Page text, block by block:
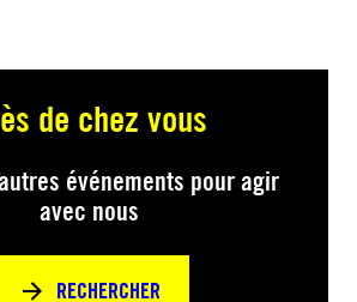
de chez vous
événements pour agir
avec nous
RECHERCHER